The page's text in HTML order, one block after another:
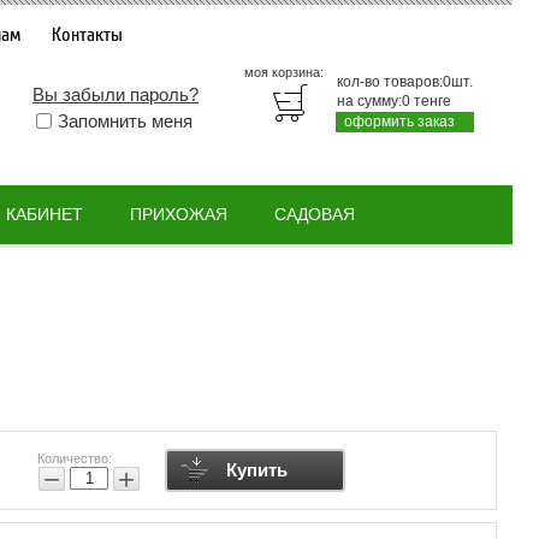
Контакты
Вы забыли пароль?
Запомнить меня
моя корзина:
кол-во товаров:0шт.
на сумму:0 тенге
оформить заказ
КАБИНЕТ ПРИХОЖАЯ САДОВАЯ
Количество:
− + Купить